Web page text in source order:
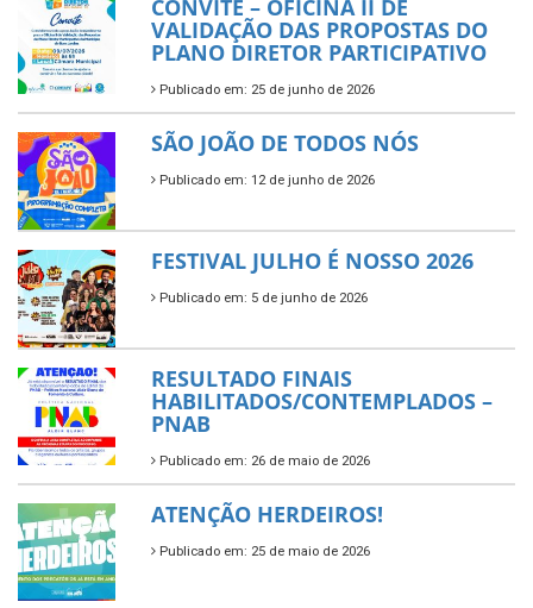
CONVITE – OFICINA II DE
VALIDAÇÃO DAS PROPOSTAS DO
PLANO DIRETOR PARTICIPATIVO
Publicado em: 25 de junho de 2026
SÃO JOÃO DE TODOS NÓS
Publicado em: 12 de junho de 2026
FESTIVAL JULHO É NOSSO 2026
Publicado em: 5 de junho de 2026
RESULTADO FINAIS
HABILITADOS/CONTEMPLADOS –
PNAB
Publicado em: 26 de maio de 2026
ATENÇÃO HERDEIROS!
Publicado em: 25 de maio de 2026